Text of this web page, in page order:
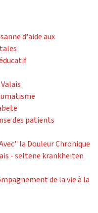
d'aide aux
des patients
la Douleur Chronique
- seltene krankheiten
de la vie à la